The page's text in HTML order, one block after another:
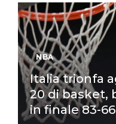
NBA
Italia trionfa
20 di basket,
in finale 83-66